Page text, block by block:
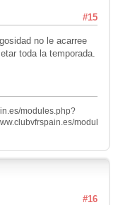
#15
no le acarree
toda la temporada.
modules.php?
#16